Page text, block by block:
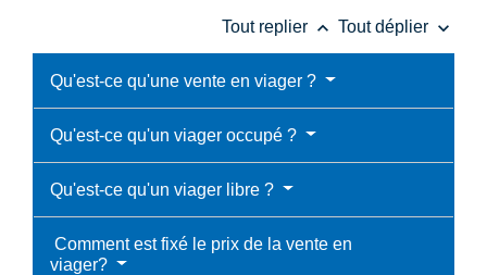
Tout replier keyboard_arrow_up Tout déplier keyboard_arrow_down
Qu'est-ce qu'une vente en viager ?
Qu'est-ce qu'un viager occupé ?
Qu'est-ce qu'un viager libre ?
Comment est fixé le prix de la vente en
viager?